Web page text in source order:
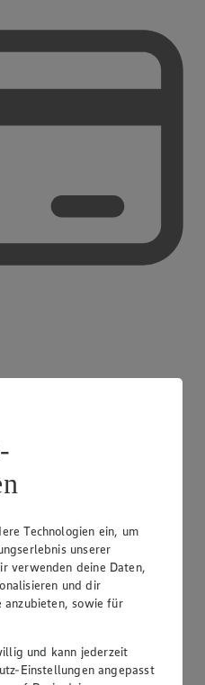
Technologien ein, um
unserer
verwenden deine Daten,
und dir
sowie für
und kann jederzeit
Einstellungen angepasst